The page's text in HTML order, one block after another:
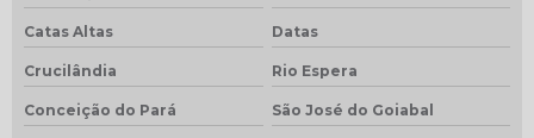
Catas Altas Datas
Crucilândia Rio Espera
Conceição do Pará São José do Goiabal